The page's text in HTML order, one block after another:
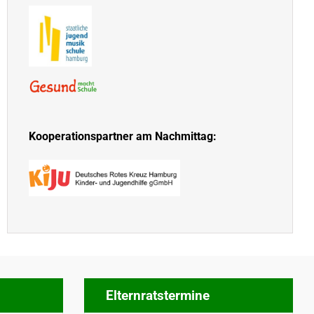
Kooperationspartner am Nachmittag:
Elternratstermine